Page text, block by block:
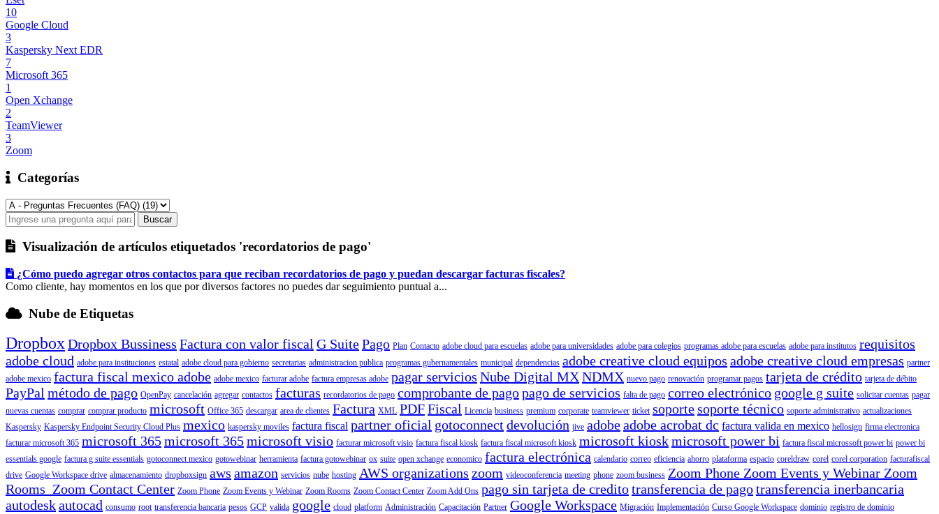
10
Google Cloud
3
Kaspersky Next EDR
7
Microsoft 365
1
Open Xchange
2
TeamViewer
3
Zoom
Categorías
Visualización de artículos etiquetados 'recordatorios de pago'
¿Cómo puedo agregar otros contactos para que reciban recordatorios de pago y puedan descargar facturas fiscales?
Como cliente, hay momentos en los que por diversos factores no puedes dar seguimiento puntual a...
Nube de Etiquetas
DropboxDropbox Bussiness Factura con valor fiscal G SuitePago Plan Contacto adobe cloud para escuelas adobe para universidades adobe para colegios programas adobe para escuelas adobe para institutos requisitos
adobe cloud adobe para instituciones estatal adobe cloud para gobierno secretarias administracion publica programas gubernamentales municipal dependencias adobe creative cloud equipos adobe creative cloud empresas partner
adobe mexico factura fiscal mexico adobe adobe mexico facturar adobe factura empresas adobe pagar servicios Nube Digital MXNDMX nuevo pago renovación programar pagos tarjeta de crédito tarjeta de débito
PayPal método de pago OpenPay cancelación agregar contactos facturas recordatorios de pago comprobante de pagopago de servicios falta de pago correo electrónico google g suite solicitar cuentas pagar
nuevas cuentas comprar comprar producto microsoft Office 365 descargar area de clientes Factura XML PDFFiscal Licencia business premium corporate teamviewer ticket soportesoporte técnico soporte administrativo actualizaciones
Kaspersky Kaspersky Endpoint Security Cloud Plus mexico kaspersky moviles factura fiscal partner oficial gotoconnectdevolución jive adobeadobe acrobat dc factura valida en mexico hellosign firma electronica
facturar microsoft 365 microsoft 365microsoft 365microsoft visio facturar microsoft visio factura fiscal kiosk factura fiscal microsoft kiosk microsoft kioskmicrosoft power bi factura fiscal microssoft power bi power bi
essentials google factura g suite essentials gotoconnect mexico gotowebinar herramienta factura gotowebinar ox suite open xchange economico factura electrónica calendario correo eficiencia ahorro plataforma espacio coreldraw corel corel corporation facturafiscal
drive Google Workspace drive almacenamiento dropboxsign aws amazon servicios nube hosting AWS organizations zoom videoconferencia meeting phone zoom business Zoom Phone Zoom Events y Webinar Zoom
Rooms Zoom Contact Center Zoom Phone Zoom Events y Webinar Zoom Rooms Zoom Contact Center Zoom Add Ons pago sin tarjeta de creditotransferencia de pagotransferencia inerbancaria
autodeskautocad consumo root transferencia bancaria pesos GCP valida google cloud platform Administración Capacitación Partner Google Workspace Migración Implementación Curso Google Workspace dominio registro de dominio